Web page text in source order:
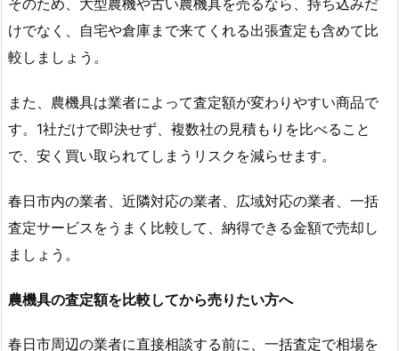
そのため、大型農機や古い農機具を売るなら、持ち込みだ
けでなく、自宅や倉庫まで来てくれる出張査定も含めて比
較しましょう。
また、農機具は業者によって査定額が変わりやすい商品で
す。1社だけで即決せず、複数社の見積もりを比べること
で、安く買い取られてしまうリスクを減らせます。
春日市内の業者、近隣対応の業者、広域対応の業者、一括
査定サービスをうまく比較して、納得できる金額で売却し
ましょう。
農機具の査定額を比較してから売りたい方へ
春日市周辺の業者に直接相談する前に、一括査定で相場を